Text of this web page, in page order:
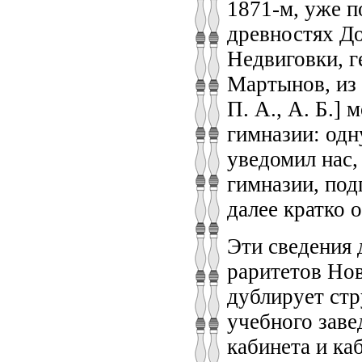
1871‑м, уже
древностях
Недвиговки,
Мартынов, из
П. А., А. Б.]
гимназии:
уведомил
гимназии,
далее кратко
Эти сведения
раритетов
дублирует
учебного
кабинета и